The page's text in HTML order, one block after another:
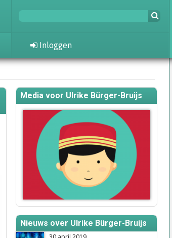
Inloggen
Media voor Ulrike Bürger-Bruijs
Nieuws over Ulrike Bürger-Bruijs